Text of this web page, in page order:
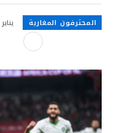
المحترفون المغاربة يناير 4, 2026